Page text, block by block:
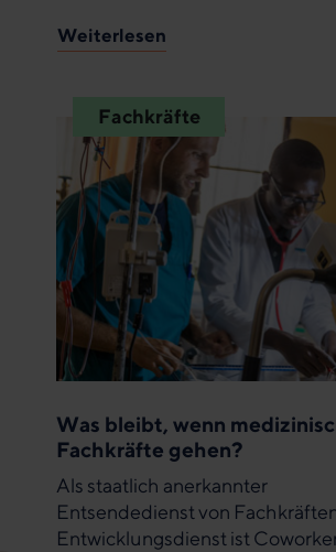
Weiterlesen
Fachkräfte
Was bleibt, wenn
Fachkräfte gehen?
Als staatlich anerkannter
Entsendedienst von
Entwicklungsdienst ist